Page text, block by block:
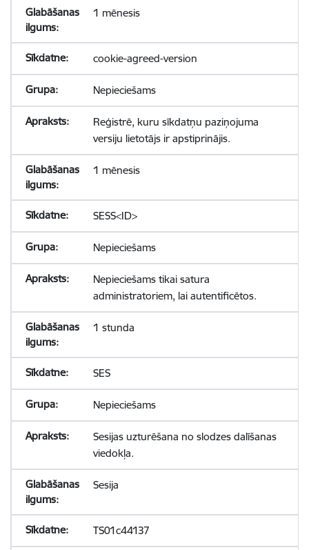
1 mēnesis
cookie-agreed-version
Nepieciešams
Reģistrē, kuru sīkdatņu paziņojuma
versiju lietotājs ir apstiprinājis.
1 mēnesis
SESS<ID>
Nepieciešams
Nepieciešams tikai satura
administratoriem, lai autentificētos.
1 stunda
SES
Nepieciešams
Sesijas uzturēšana no slodzes dalīšanas
viedokļa.
Sesija
TS01c44137